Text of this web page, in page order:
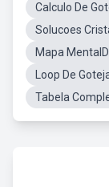
Calculo De
Solucoes
Mapa
Loop De
Tabela